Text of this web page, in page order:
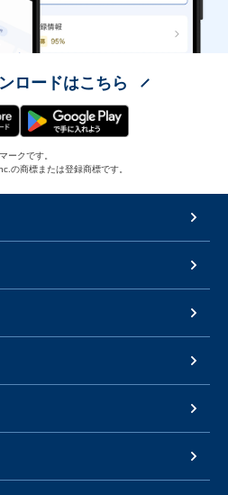
ロードはこちら
ークです。
商標または登録商標です。